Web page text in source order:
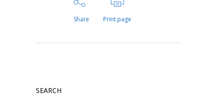
Share Print page
SEARCH